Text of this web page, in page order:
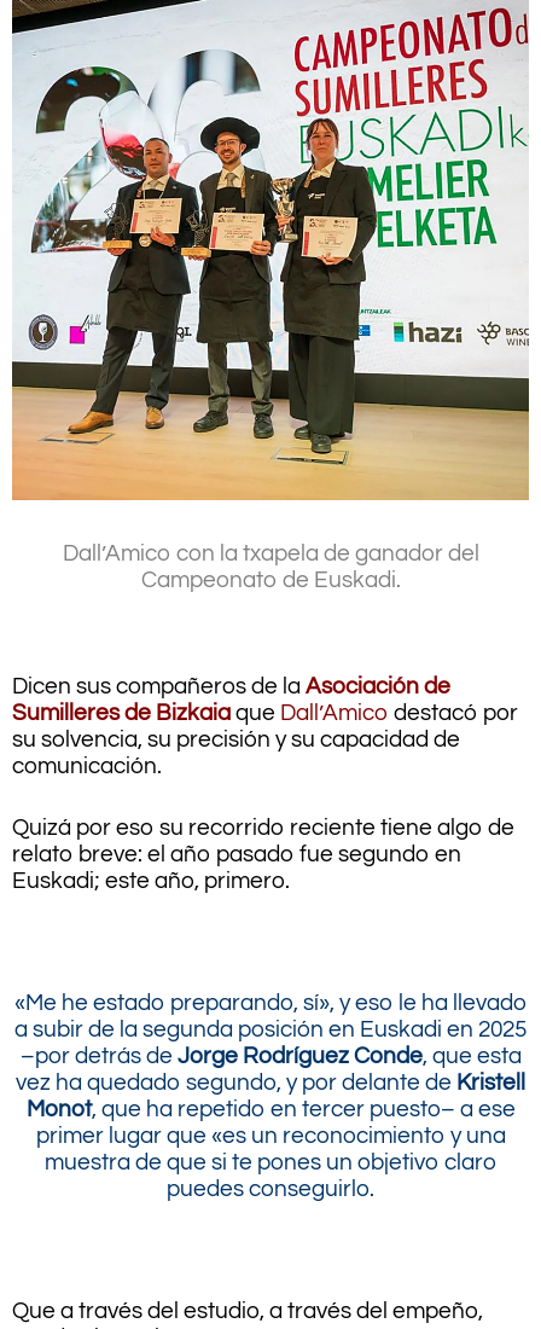
Dall’Amico con la txapela de ganador del
Campeonato de Euskadi.
Dicen sus compañeros de la Asociación de
Sumilleres de Bizkaia que Dall’Amico destacó por
su solvencia, su precisión y su capacidad de
comunicación.
Quizá por eso su recorrido reciente tiene algo de
relato breve: el año pasado fue segundo en
Euskadi; este año, primero.
«Me he estado preparando, sí», y eso le ha llevado
a subir de la segunda posición en Euskadi en 2025
–por detrás de Jorge Rodríguez Conde, que esta
vez ha quedado segundo, y por delante de Kristell
Monot, que ha repetido en tercer puesto– a ese
primer lugar que «es un reconocimiento y una
muestra de que si te pones un objetivo claro
puedes conseguirlo.
Que a través del estudio, a través del empeño,